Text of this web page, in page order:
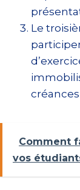
Le
Comment
vos